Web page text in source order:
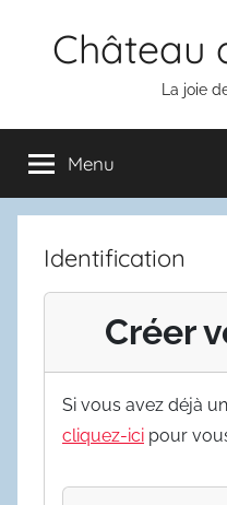
Château
La joie
Menu
Identification
Créer
Si vous avez déjà
cliquez-ici pour